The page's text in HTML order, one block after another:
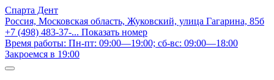
Спарта Дент
Россия, Московская область, Жуковский, улица Гагарина, 85б
+7 (498) 483-37-... Показать номер
Время работы: Пн-пт: 09:00—19:00; сб-вс: 09:00—18:00
Закроемся в 19:00